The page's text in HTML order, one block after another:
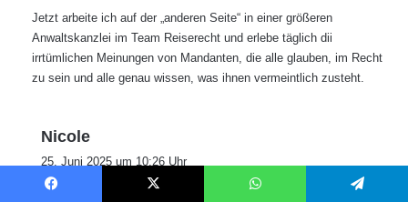
Jetzt arbeite ich auf der „anderen Seite“ in einer größeren
Anwaltskanzlei im Team Reiserecht und erlebe täglich dii
irrtümlichen Meinungen von Mandanten, die alle glauben, im Recht
zu sein und alle genau wissen, was ihnen vermeintlich zusteht.
Nicole
a
25. Juni 2025 um 10:26 Uhr
Ich hege ein besonderes Gefühl zum Kranich. Schon immer und